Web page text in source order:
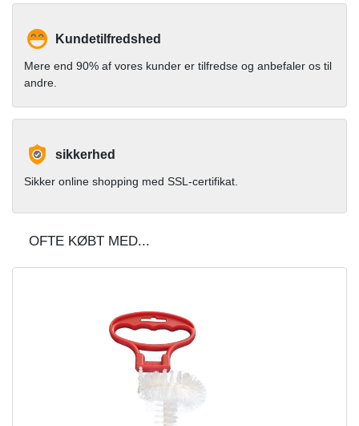
Kundetilfredshed
Mere end 90% af vores kunder er tilfredse og anbefaler os til
andre.
sikkerhed
Sikker online shopping med SSL-certifikat.
OFTE KØBT MED...